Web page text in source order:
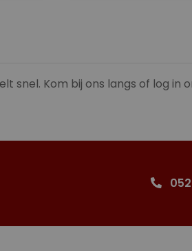
snel. Kom bij ons langs of log